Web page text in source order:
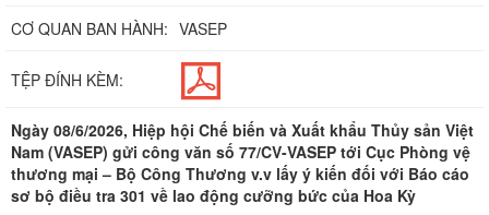
CƠ QUAN BAN HÀNH: VASEP
TỆP ĐÍNH KÈM:
Ngày 08/6/2026, Hiệp hội Chế biến và Xuất khẩu Thủy sản Việt
Nam (VASEP) gửi công văn số 77/CV-VASEP tới Cục Phòng vệ
thương mại – Bộ Công Thương v.v lấy ý kiến đối với Báo cáo
sơ bộ điều tra 301 về lao động cưỡng bức của Hoa Kỳ